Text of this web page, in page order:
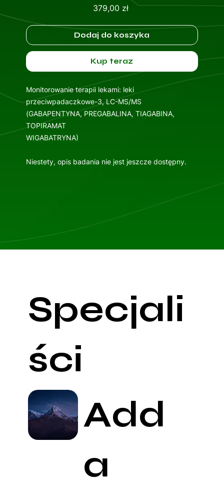
379,00 złCena
Dodaj do koszyka
Kup teraz
Monitorowanie terapii lekami: leki
przeciwpadaczkowe-3, LC-MS/MS
(GABAPENTYNA, PREGABALINA, TIAGABINA,
TOPIRAMAT
WIGABATRYNA)
Niestety, opis badania nie jest jeszcze dostępny.
Specjali
ści
Add
a